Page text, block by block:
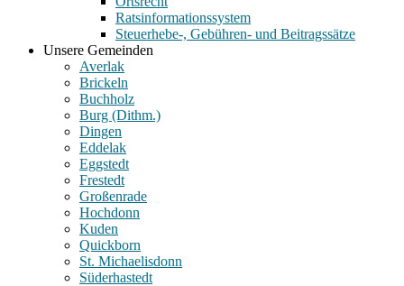
Ratsinformationssystem
Steuerhebe-, Gebühren- und Beitragssätze
Unsere Gemeinden
Averlak
Brickeln
Buchholz
Burg (Dithm.)
Dingen
Eddelak
Eggstedt
Frestedt
Großenrade
Hochdonn
Kuden
Quickborn
St. Michaelisdonn
Süderhastedt